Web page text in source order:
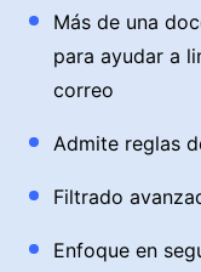
Más de una
para ayudar a
correo
Admite reglas
Filtrado
Enfoque en